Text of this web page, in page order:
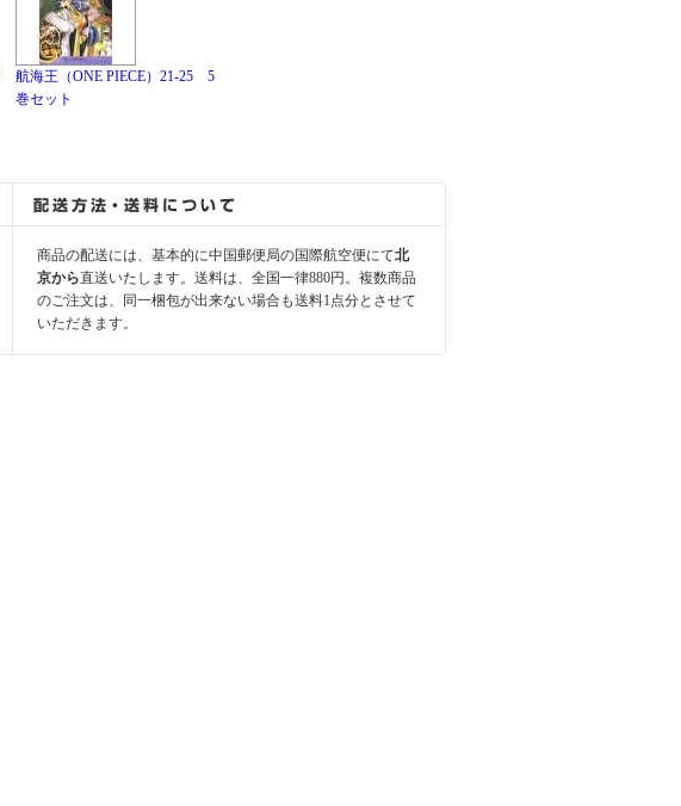
航海王（ONE PIECE）21-25 5
巻セット
商品の配送には、基本的に中国郵便局の国際航空便にて北
京から直送いたします。送料は、全国一律880円。複数商品
のご注文は、同一梱包が出来ない場合も送料1点分とさせて
いただきます。